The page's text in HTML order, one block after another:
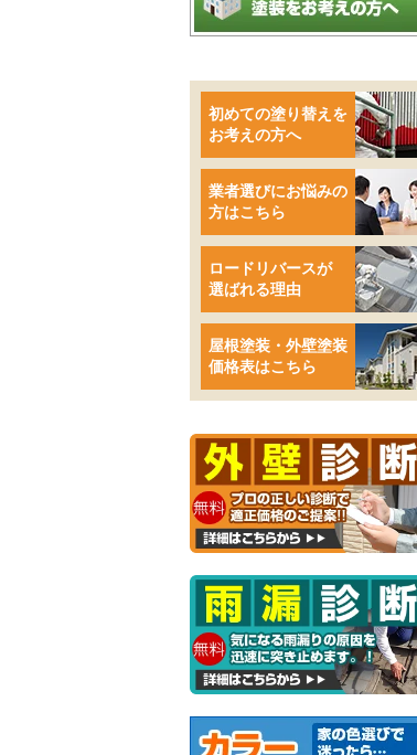
初めての塗り替えを
お考えの方へ
業者選びにお悩みの
方はこちら
ロードリバースが
選ばれる理由
屋根塗装・外壁塗装
価格表はこちら